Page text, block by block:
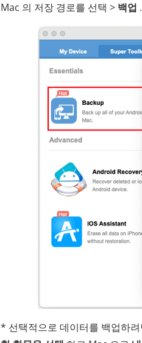
Mac 의 저장 경로를 선택 > 백업 .
* 선택적으로 데이터를 백업하려